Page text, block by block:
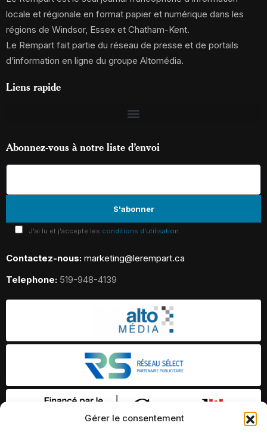
Gérer le consentement
locale et régionale en format papier et numérique dans les
régions de Windsor, Essex et Chatham-Kent.
Le Rempart fait partie du réseau de presse et de portails
d’information en ligne du groupe Altomédia.
Liens rapide
Abonnez-vous à notre liste d’envoi
J'ai lu et j'accepte les conditions d'utilisation
Contactez-nous: marketing@lerempart.ca
Telephone: 519-948-4139